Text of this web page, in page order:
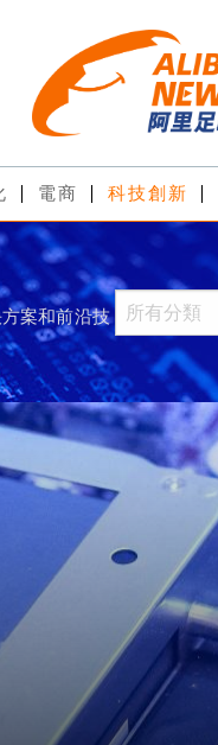
電商 科技創新
案和前沿技